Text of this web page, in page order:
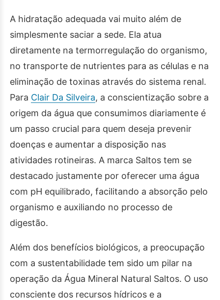
A hidratação adequada vai muito além de
simplesmente saciar a sede. Ela atua
diretamente na termorregulação do organismo,
no transporte de nutrientes para as células e na
eliminação de toxinas através do sistema renal.
Para Clair Da Silveira, a conscientização sobre a
origem da água que consumimos diariamente é
um passo crucial para quem deseja prevenir
doenças e aumentar a disposição nas
atividades rotineiras. A marca Saltos tem se
destacado justamente por oferecer uma água
com pH equilibrado, facilitando a absorção pelo
organismo e auxiliando no processo de
digestão.
Além dos benefícios biológicos, a preocupação
com a sustentabilidade tem sido um pilar na
operação da Água Mineral Natural Saltos. O uso
consciente dos recursos hídricos e a